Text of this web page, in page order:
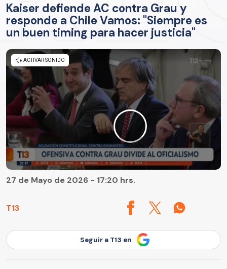
Kaiser defiende AC contra Grau y
responde a Chile Vamos: "Siempre es
un buen timing para hacer justicia"
T13
27 de Mayo de 2026 - 17:20 hrs.
Seguir a T13 en